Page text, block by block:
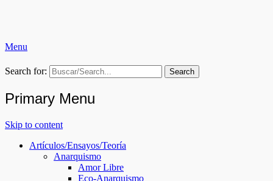
Menu
Ruptura Colectiva (RC)
Search for:
Primary Menu
Skip to content
Artículos/Ensayos/Teoría
Anarquismo
Amor Libre
Eco-Anarquismo